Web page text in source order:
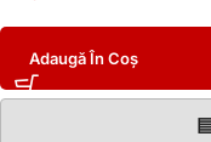
Adaugă În Coș